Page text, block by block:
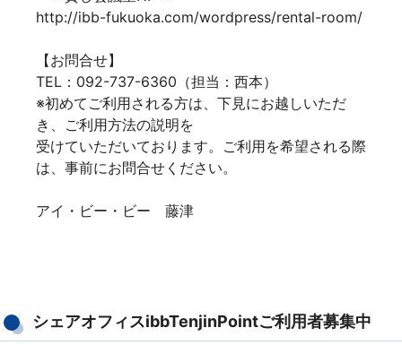
http://ibb-fukuoka.com/wordpress/rental-room/
【お問合せ】
TEL：092-737-6360（担当：西本）
※初めてご利用される方は、下見にお越しいただ
き、ご利用方法の説明を
受けていただいております。ご利用を希望される際
は、事前にお問合せください。
アイ・ビー・ビー 藤津
シェアオフィスibbTenjinPointご利用者募集中